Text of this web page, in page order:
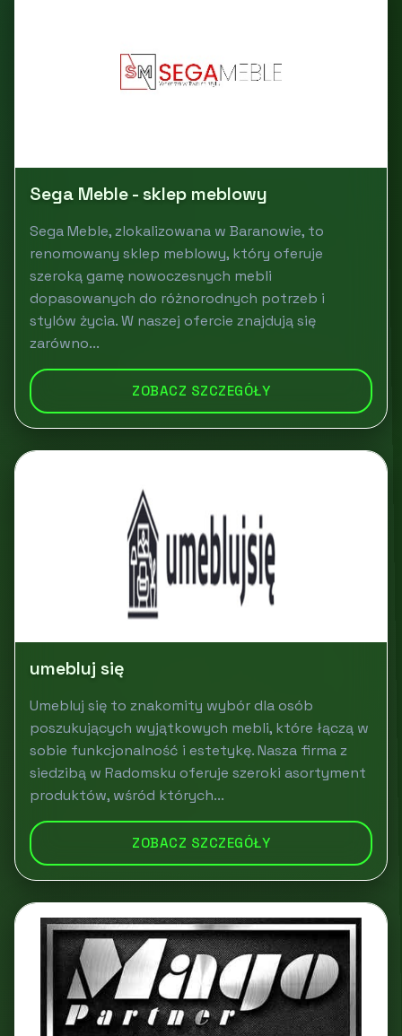
Sega Meble - sklep meblowy
Sega Meble, zlokalizowana w Baranowie, to
renomowany sklep meblowy, który oferuje
szeroką gamę nowoczesnych mebli
dopasowanych do różnorodnych potrzeb i
stylów życia. W naszej ofercie znajdują się
zarówno...
ZOBACZ SZCZEGÓŁY
umebluj się
Umebluj się to znakomity wybór dla osób
poszukujących wyjątkowych mebli, które łączą w
sobie funkcjonalność i estetykę. Nasza firma z
siedzibą w Radomsku oferuje szeroki asortyment
produktów, wśród których...
ZOBACZ SZCZEGÓŁY